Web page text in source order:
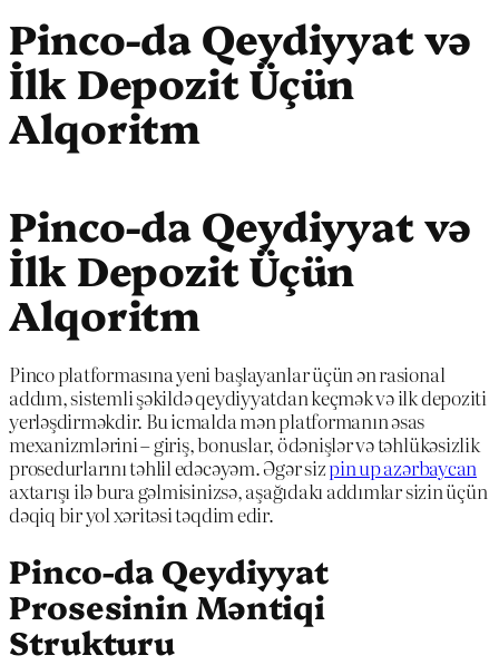
Pinco-da Qeydiyyat və
İlk Depozit Üçün
Alqoritm
Pinco-da Qeydiyyat və
İlk Depozit Üçün
Alqoritm
Pinco platformasına yeni başlayanlar üçün ən rasional
addım, sistemli şəkildə qeydiyyatdan keçmək və ilk depoziti
yerləşdirməkdir. Bu icmalda mən platformanın əsas
mexanizmlərini – giriş, bonuslar, ödənişlər və təhlükəsizlik
prosedurlarını təhlil edəcəyəm. Əgər sizpin up azərbaycan
axtarışı ilə bura gəlmisinizsə, aşağıdakı addımlar sizin üçün
dəqiq bir yol xəritəsi təqdim edir.
Pinco-da Qeydiyyat
Prosesinin Məntiqi
Strukturu